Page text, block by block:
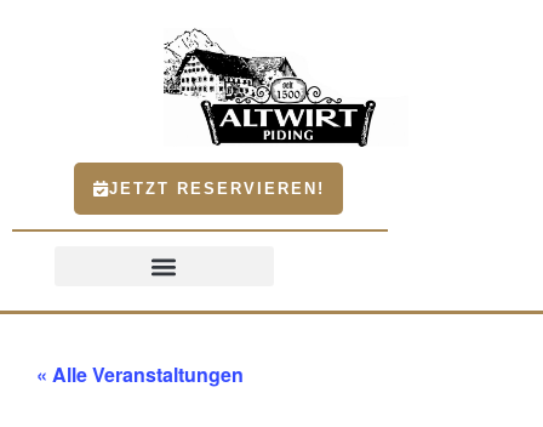
JETZT RESERVIEREN!
« Alle Veranstaltungen